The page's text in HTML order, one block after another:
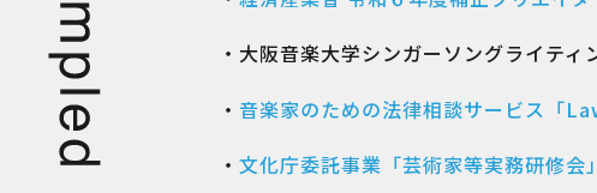
・大阪音楽大学シンガーソングライティ
・ 音楽家のための法律相談サービス「
・ 文化庁委託事業「芸術家等実務研修会